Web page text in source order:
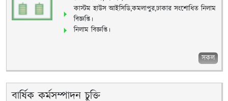
কাস্টম হাউস আইসিডি,কমলাপুর,ঢাকার সংশোধিত নিলাম
বিজ্ঞপ্তি।
নিলাম বিজ্ঞপ্তি।
সকল
বার্ষিক কর্মসম্পাদন চুক্তি